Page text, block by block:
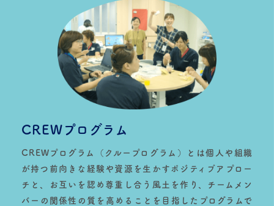
CREWプログラム
CREWプログラム（クループログラム）とは個人や組織
が持つ前向きな経験や資源を生かすポジティブアプロー
チと、お互いを認め尊重し合う風土を作り、チームメン
バーの関係性の質を高めることを目指したプログラムで